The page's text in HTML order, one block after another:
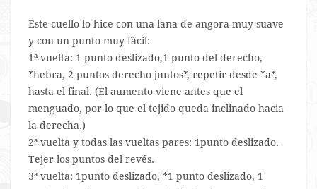
Este cuello lo hice con una lana de angora muy suave
y con un punto muy fácil:
1ª vuelta: 1 punto deslizado,1 punto del derecho,
*hebra, 2 puntos derecho juntos*, repetir desde *a*,
hasta el final. (El aumento viene antes que el
menguado, por lo que el tejido queda inclinado hacia
la derecha.)
2ª vuelta y todas las vueltas pares: 1punto deslizado.
Tejer los puntos del revés.
3ª vuelta: 1punto deslizado, *1 punto deslizado, 1